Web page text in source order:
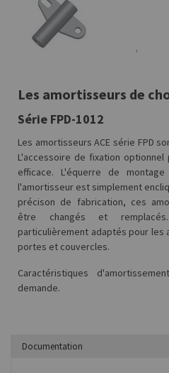
Les amortisseurs de
Série FPD-1012
Les amortisseurs ACE série FPD
L'accessoire de fixation
efficace. L'équerre de
l'amortisseur est simplement
précison de fabrication, ces
être changés et
particulièrement adaptés pour les
portes et couvercles.
Caractéristiques
demande.
Documentation